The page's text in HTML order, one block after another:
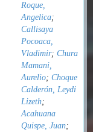
Roque,
Angelica;
Callisaya
Pocoaca,
Vladimir; Chura
Mamani,
Aurelio; Choque
Calderón, Leydi
Lizeth;
Acahuana
Quispe, Juan;